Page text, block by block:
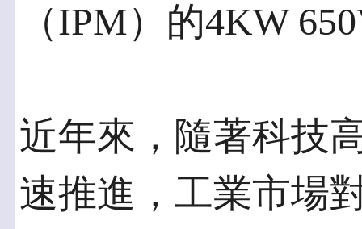
（IPM）的4KW
近年來，隨著科技
速推進，工業市場